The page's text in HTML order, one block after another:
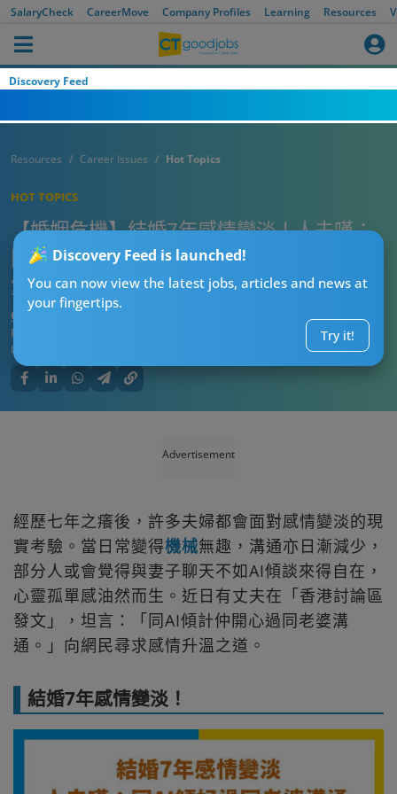
SalaryCheck CareerMove Company Profiles Learning Resources
Discovery Feed
Discovery Feed is launched!
You can now view the latest jobs, articles and news at
your fingertips.
Try it!
Resources Career Issues Hot Topics
HOT TOPICS
【婚姻危機】結婚7年感情變淡！人夫嘆：
同AI傾好過同老婆溝通 網民：用呢幾招重燃
愛火
CTgoodjobs’ Editor
Published:
Updated:
Advertisement
經歷七年之癢後，許多夫婦都會面對感情變淡的現
實考驗。當日常變得機械無趣，溝通亦日漸減少，
部分人或會覺得與妻子聊天不如AI傾談來得自在，
心靈孤單感油然而生。近日有丈夫在「香港討論區
發文」，坦言：「同AI傾計仲開心過同老婆溝
通。」向網民尋求感情升溫之道。
結婚7年感情變淡！